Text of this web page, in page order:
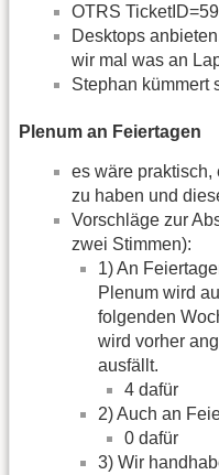
OTRS
Desktops
wir mal was an
Stephan kümmert
Plenum an Feiertagen
es wäre
zu haben und
Vorschläge zur
zwei Stimmen):
1) An
Plenum wird
folgenden
wird vorher
ausfällt.
4 dafür
2) Auch an
0 dafür
3) Wir